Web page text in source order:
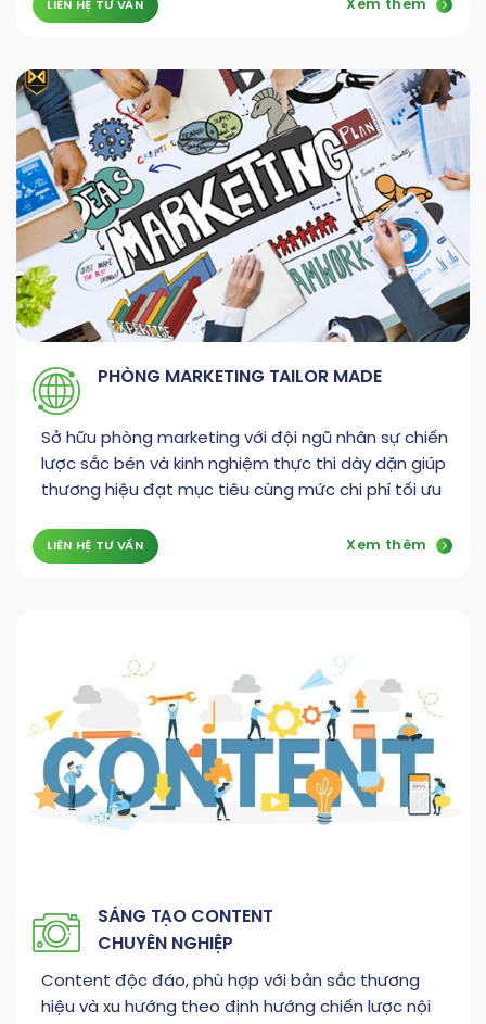
LIÊN HỆ TƯ VẤN Xem thêm
PHÒNG MARKETING TAILOR MADE
Sở hữu phòng marketing với đội ngũ nhân sự chiến
lược sắc bén và kinh nghiệm thực thi dày dặn giúp
thương hiệu đạt mục tiêu cùng mức chi phí tối ưu
LIÊN HỆ TƯ VẤN Xem thêm
SÁNG TẠO CONTENT
CHUYÊN NGHIỆP
Content độc đáo, phù hợp với bản sắc thương
hiệu và xu hướng theo định hướng chiến lược nội